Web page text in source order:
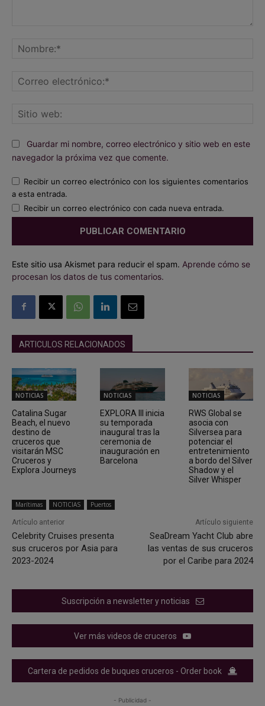
Guardar mi nombre, correo electrónico y sitio web en este
navegador la próxima vez que comente.
Recibir un correo electrónico con los siguientes comentarios
a esta entrada.
Recibir un correo electrónico con cada nueva entrada.
Este sitio usa Akismet para reducir el spam. Aprende cómo se
procesan los datos de tus comentarios.
ARTICULOS RELACIONADOS
NOTICIAS
Catalina Sugar
Beach, el nuevo
destino de
cruceros que
visitarán MSC
Cruceros y
Explora Journeys
NOTICIAS
EXPLORA III inicia
su temporada
inaugural tras la
ceremonia de
inauguración en
Barcelona
NOTICIAS
RWS Global se
asocia con
Silversea para
potenciar el
entretenimiento
a bordo del Silver
Shadow y el
Silver Whisper
Marítimas NOTICIAS Puertos
Artículo anterior
Celebrity Cruises presenta
sus cruceros por Asia para
2023-2024
Artículo siguiente
SeaDream Yacht Club abre
las ventas de sus cruceros
por el Caribe para 2024
Suscripción a newsletter y noticias
Ver más videos de cruceros
Cartera de pedidos de buques cruceros - Order book
- Publicidad -